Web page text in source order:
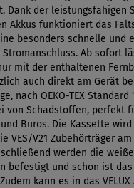
Dank der leistungsfähigen
Akkus funktioniert das
besonders schnelle und
Stromanschluss. Ab sofort
mit der enthaltenen
auch direkt am Gerät
nach OEKO-TEX
von Schadstoffen, perfekt
Büros. Die Kassette
VES/V21 Zubehörträger
werden die
befestigt und schon ist das
kann es in das VELUX